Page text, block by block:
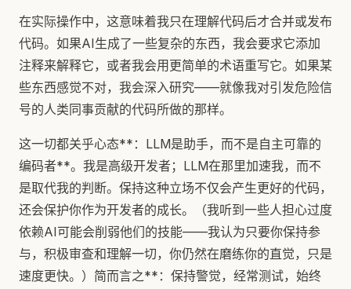
在实际操作中，这意味着我只在理解代码后才合并或发布
代码。如果AI生成了一些复杂的东西，我会要求它添加
注释来解释它，或者我会用更简单的术语重写它。如果某
些东西感觉不对，我会深入研究——就像我对引发危险信
号的人类同事贡献的代码所做的那样。
这一切都关乎心态**：LLM是助手，而不是自主可靠的
编码者**。我是高级开发者；LLM在那里加速我，而不
是取代我的判断。保持这种立场不仅会产生更好的代码，
还会保护你作为开发者的成长。（我听到一些人担心过度
依赖AI可能会削弱他们的技能——我认为只要你保持参
与，积极审查和理解一切，你仍然在磨练你的直觉，只是
速度更快。）简而言之**：保持警觉，经常测试，始终